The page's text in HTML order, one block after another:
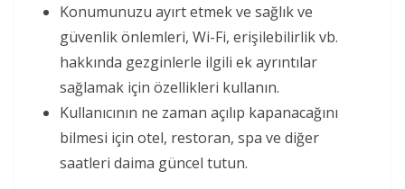
Konumunuzu ayırt etmek ve sağlık ve
güvenlik önlemleri, Wi-Fi, erişilebilirlik vb.
hakkında gezginlerle ilgili ek ayrıntılar
sağlamak için özellikleri kullanın.
Kullanıcının ne zaman açılıp kapanacağını
bilmesi için otel, restoran, spa ve diğer
saatleri daima güncel tutun.